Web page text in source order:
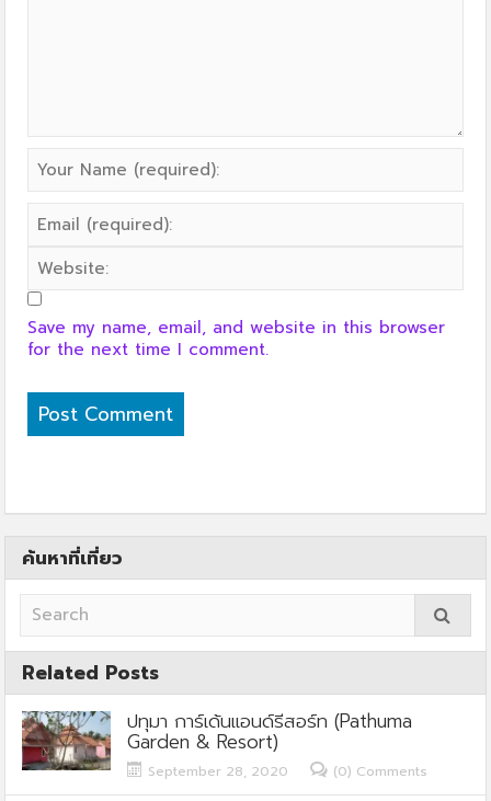
Save my name, email, and website in this browser
for the next time I comment.
ค้นหาที่เที่ยว
Related Posts
ปทุมา การ์เด้นแอนด์รีสอร์ท (Pathuma
Garden & Resort)
September 28, 2020 (0) Comments